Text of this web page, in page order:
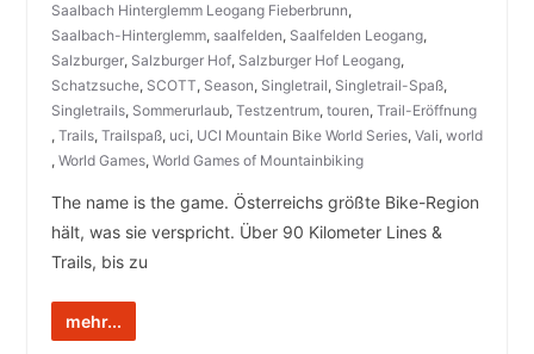
Saalbach Hinterglemm Leogang Fieberbrunn,
Saalbach-Hinterglemm, saalfelden, Saalfelden Leogang,
Salzburger, Salzburger Hof, Salzburger Hof Leogang,
Schatzsuche, SCOTT, Season, Singletrail, Singletrail-Spaß,
Singletrails, Sommerurlaub, Testzentrum, touren, Trail-Eröffnung
, Trails, Trailspaß, uci, UCI Mountain Bike World Series, Vali, world
, World Games, World Games of Mountainbiking
The name is the game. Österreichs größte Bike-Region
hält, was sie verspricht. Über 90 Kilometer Lines &
Trails, bis zu
mehr...